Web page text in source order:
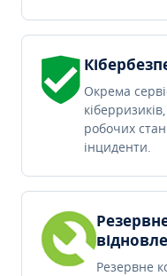
Окрема
робочих
інциденти.
Резервне